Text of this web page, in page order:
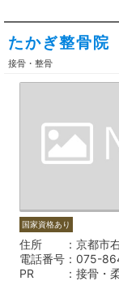
たかぎ整骨院
接骨・整骨
国家資格あり
住所
京都市
電話番号
075-
PR
接骨・